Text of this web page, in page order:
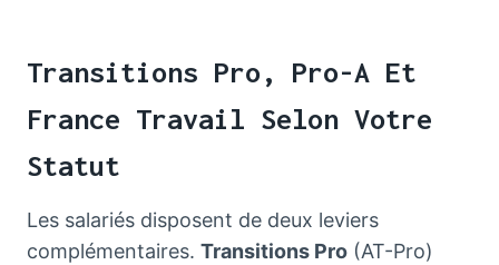
Transitions Pro, Pro-A Et
France Travail Selon Votre
Statut
Les salariés disposent de deux leviers
complémentaires. Transitions Pro (AT-Pro)